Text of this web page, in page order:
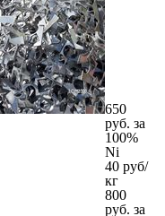
650
руб. за
100%
Ni
40 руб/
кг
800
руб. за